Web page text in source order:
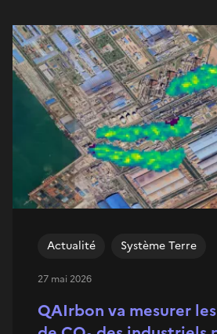
QAIrbon va mesurer
Actualité Système Terre
27 mai 2026